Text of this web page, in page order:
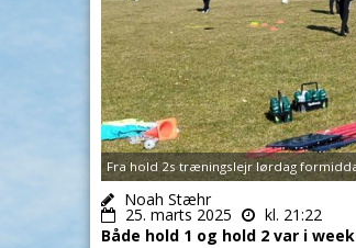
Fra hold 2s træningslejr lørdag
Noah Stæhr
25. marts 2025
kl. 21:22
Både hold 1 og hold 2 var i